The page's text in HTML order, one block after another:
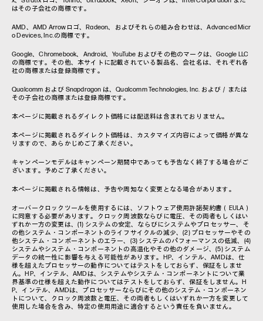
はその子会社の商標です。
AMD、AMD Arrowロゴ、Radeon、およびそれらの組み合わせは、Advanced Micr
o Devices, Inc.の商標です。
Google、Chromebook、Android、YouTube およびその他のマークは、Google LLC
の商標です。その他、本サイトに記載されている製品名、会社名は、それぞれ各
社の商標または登録商標です。
Qualcomm および Snapdragon は、Qualcomm Technologies, Inc. および／または
その子会社の商標または登録商標です。
本ページに掲載されるダイレクト価格には配送料は含まれておりません。
本ページに掲載されるダイレクト価格は、カスタマイズ内容によって価格が異な
りますので、あらかじめご了承ください。
キャンペーンモデルはキャンペーン期間中であっても予告なく終了する場合がご
ざいます。予めご了承ください。
本ページに掲載される情報は、予告や周知なく変更となる場合があります。
オーバークロックツールを使用するには、ソフトウェア使用許諾契約書（EULA）
に同意する必要があります。クロック周波数ならびに電圧、その両者もしくはい
ずれか一方の変更は、(1) システムの安定、ならびにシステムやプロセッサー、そ
の他システム・コンポーネントのライフサイクルの減少、(2) プロセッサーやその
他システム・コンポーネントのエラー、(3) システムのパフォーマンスの低減、(4)
システムやシステム・コンポーネントの高温化やその他のダメージ、(5) システム
データの統一性に影響を与える可能性があります。HP、インテル、AMDは、仕
様を超えたプロセッサーの動作についてはテストをしておらず、保証をしませ
ん。HP、インテル、AMDは、システムやシステム・コンポーネントについて業
界基準の仕様を超えた動作についてはテストをしておらず、保証をしません。H
P、インテル、AMDは、プロセッサーならびにその他のシステム・コンポーネン
トについて、クロック周波数と電圧、その両者もしくはいずれか一方を変更して
使用した場合を含み、特定の使用用途に適合するという責任を負いません。